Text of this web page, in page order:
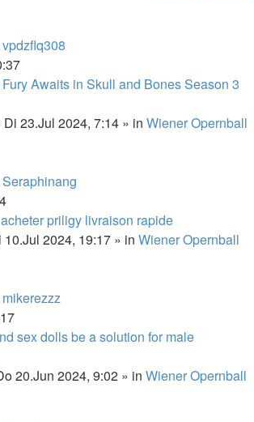
vpdzflq308
Awaits in Skull and Bones Season 3
Di 23.Jul 2024, 7:14 » in Wiener Opernball
Seraphinang
priligy livraison rapide
10.Jul 2024, 19:17 » in Wiener Opernball
mikerezzz
sex dolls be a solution for male
20.Jun 2024, 9:02 » in Wiener Opernball